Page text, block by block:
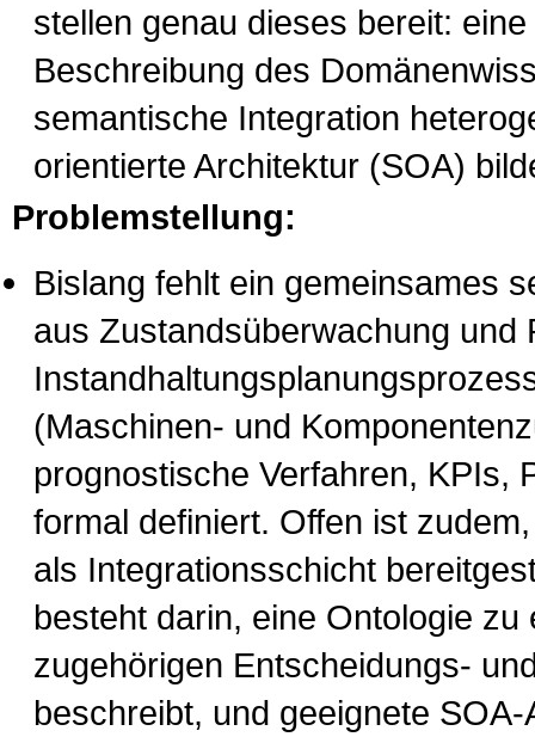
stellen genau dieses bereit:
Beschreibung des
semantische Integration
orientierte Architektur (SOA)
Problemstellung:
Bislang fehlt ein gemeinsames
aus Zustandsüberwachung
(Maschinen- und
prognostische Verfahren, KPIs,
formal definiert. Offen ist
als Integrationsschicht
besteht darin, eine Ontologie
zugehörigen Entscheidungs-
beschreibt, und geeignete